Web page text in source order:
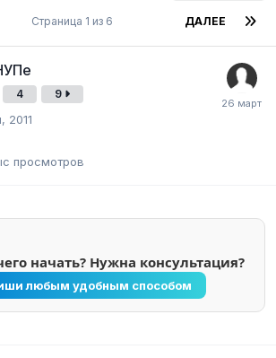
ДАЛЕЕ
Страница 1 из 6
4 9
2011
просмотров
начать? Нужна консультация?
любым удобным способом